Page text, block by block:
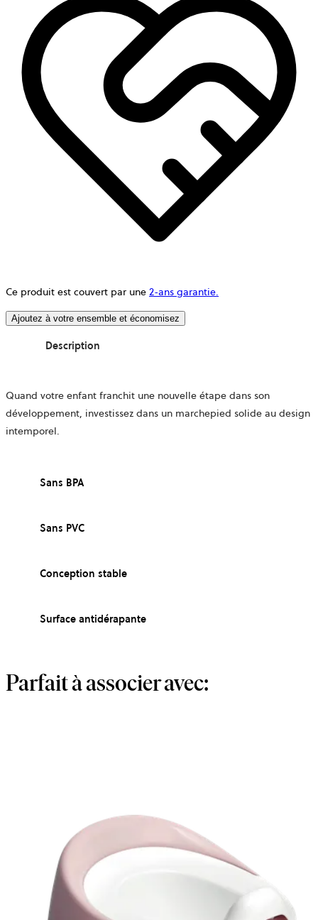
Ce produit est couvert par une 2-ans garantie.
Ajoutez à votre ensemble et économisez
Description
Quand votre enfant franchit une nouvelle étape dans son
développement, investissez dans un marchepied solide au design
intemporel.
Sans BPA
Sans PVC
Conception stable
Surface antidérapante
Parfait à associer avec: